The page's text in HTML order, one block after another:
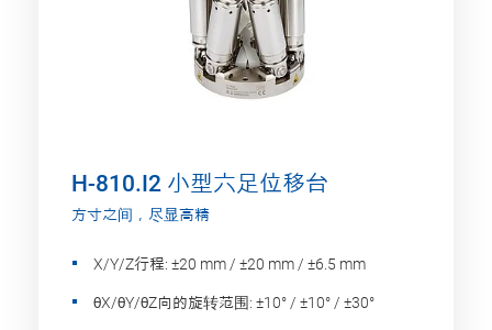
H-810.I2 小型六足位移台
方寸之间，尽显高精
X/Y/Z行程: ±20 mm / ±20 mm / ±6.5 mm
θX/θY/θZ向的旋转范围: ±10° / ±10° / ±30°